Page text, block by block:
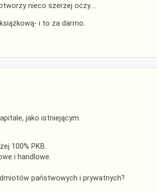
nieco szerzej oczy….
i to za darmo.
jako istniejącym.
100% PKB.
i handlowe.
państwowych i prywatnych?